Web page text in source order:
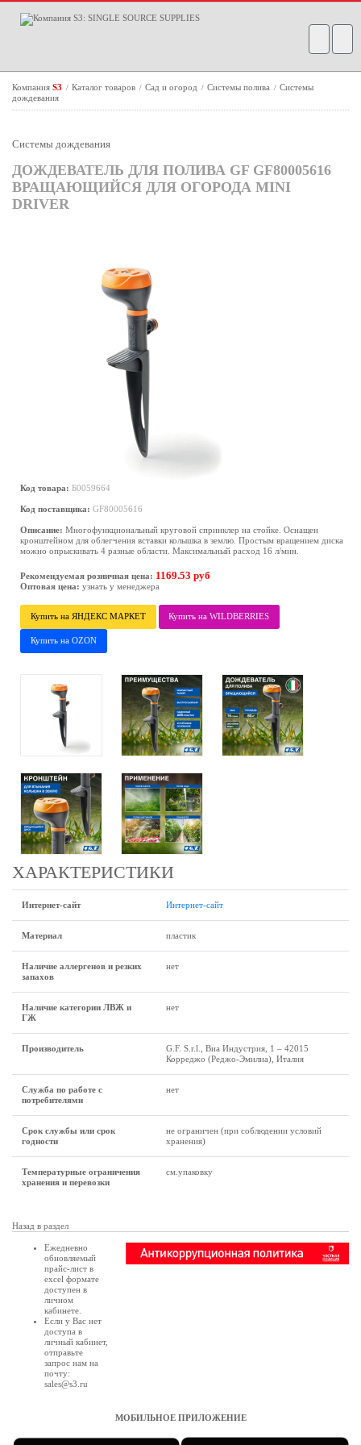
Компания S3 / Каталог товаров / Сад и огород / Системы полива / Системы
дождевания
Системы дождевания
ДОЖДЕВАТЕЛЬ ДЛЯ ПОЛИВА GF GF80005616
ВРАЩАЮЩИЙСЯ ДЛЯ ОГОРОДА MINI
DRIVER
Код товара: Б0059664
Код поставщика: GF80005616
Описание: Многофункциональный круговой спринклер на стойке. Оснащен
кронштейном для облегчения вставки колышка в землю. Простым вращением диска
можно опрыскивать 4 разные области. Максимальный расход 16 л/мин.
Рекомендуемая розничная цена: 1169.53 руб
Оптовая цена: узнать у менеджера
Купить на ЯНДЕКС МАРКЕТ Купить на WILDBERRIES
Купить на OZON
ХАРАКТЕРИСТИКИ
Интернет-сайт Интернет-сайт
Материал пластик
Наличие аллергенов и резких
запахов
нет
Наличие категории ЛВЖ и
ГЖ
нет
Производитель
G.F. S.r.l., Виа Индустрия, 1 – 42015
Корреджо (Реджо-Эмилиа), Италия
Служба по работе с
потребителями
нет
Срок службы или срок
годности
не ограничен (при соблюдении условий
хранения)
Температурные ограничения
хранения и перевозки
см.упаковку
Назад в раздел
Ежедневно
обновляемый
прайс-лист в
excel формате
доступен в
личном
кабинете
Если у Вас нет
доступа в
личный кабинет,
отправьте
запрос нам на
почту:
sales@s3.ru
МОБИЛЬНОЕ ПРИЛОЖЕНИЕ